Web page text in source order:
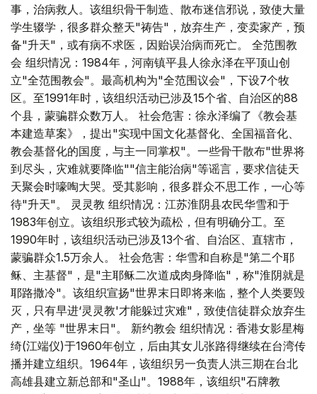
事，治病救人。该组织骨干制造、散布迷信邪说，致使大量
学生辍学，很多群众整天"祷告"，放弃生产，变卖家产，预
备"升天"，或有病不求医，因贻误治病而死亡。 全范围教
会 组织情况：1984年，河南镇平县人徐永泽在平顶山创
立"全范围教会"。最高机构为"全范围议会"，下设7个牧
区。至1991年时，该组织活动已涉及15个省、自治区的88
个县，蒙骗群众数万人。 社会危害：徐永泽编了《教会基
本建造草案》，提出"实现中国文化基督化、全国福音化、
教会基督化的国度，与主一同掌权"。一些骨干散布"世界将
到尽头，灾难就要降临""信主能治病"等谣言，要求信徒天
天聚会时嚎啕大哭。受其影响，很多群众不思工作，一心等
待"升天"。 灵灵教 组织情况：江苏淮阴县农民华雪和于
1983年创立。该组织形式较为疏松，但有明确分工。至
1990年时，该组织活动已涉及13个省、自治区、直辖市，
蒙骗群众1.5万余人。 社会危害：华雪和自称是"第二个耶
稣、主基督"，是"主耶稣二次道成肉身降临"，称"淮阴就是
耶路撒冷"。该组织宣扬"世界末日即将来临，整个人类要毁
灭，只有早进‘灵灵教'才能躲过灾难"，致使信徒群众放弃生
产，坐等 "世界末日"。 新约教会 组织情况：香港女影星梅
绮(江端仪)于1960年创立，后由其女儿张路得继续在台湾传
播并建立组织。1964年，该组织另一负责人洪三期在台北
高雄县建立新总部和"圣山"。1988年，该组织"石牌教